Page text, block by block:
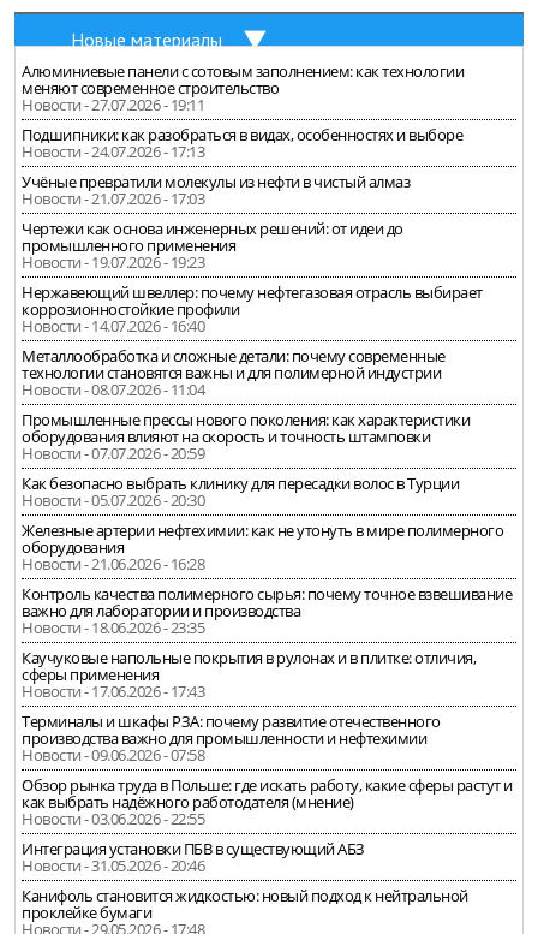
Новые материалы
Алюминиевые панели с сотовым заполнением: как технологии
меняют современное строительство
Новости - 27.07.2026 - 19:11
Подшипники: как разобраться в видах, особенностях и выборе
Новости - 24.07.2026 - 17:13
Учёные превратили молекулы из нефти в чистый алмаз
Новости - 21.07.2026 - 17:03
Чертежи как основа инженерных решений: от идеи до
промышленного применения
Новости - 19.07.2026 - 19:23
Нержавеющий швеллер: почему нефтегазовая отрасль выбирает
коррозионностойкие профили
Новости - 14.07.2026 - 16:40
Металлообработка и сложные детали: почему современные
технологии становятся важны и для полимерной индустрии
Новости - 08.07.2026 - 11:04
Промышленные прессы нового поколения: как характеристики
оборудования влияют на скорость и точность штамповки
Новости - 07.07.2026 - 20:59
Как безопасно выбрать клинику для пересадки волос в Турции
Новости - 05.07.2026 - 20:30
Железные артерии нефтехимии: как не утонуть в мире полимерного
оборудования
Новости - 21.06.2026 - 16:28
Контроль качества полимерного сырья: почему точное взвешивание
важно для лаборатории и производства
Новости - 18.06.2026 - 23:35
Каучуковые напольные покрытия в рулонах и в плитке: отличия,
сферы применения
Новости - 17.06.2026 - 17:43
Терминалы и шкафы РЗА: почему развитие отечественного
производства важно для промышленности и нефтехимии
Новости - 09.06.2026 - 07:58
Обзор рынка труда в Польше: где искать работу, какие сферы растут и
как выбрать надёжного работодателя (мнение)
Новости - 03.06.2026 - 22:55
Интеграция установки ПБВ в существующий АБЗ
Новости - 31.05.2026 - 20:46
Канифоль становится жидкостью: новый подход к нейтральной
проклейке бумаги
Новости - 29.05.2026 - 17:48